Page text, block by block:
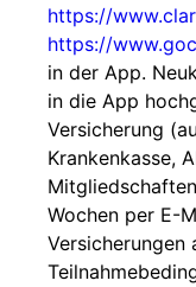
https://
https://
in der App.
in die App
Versicherung
Krankenkasse,
Wochen per E-